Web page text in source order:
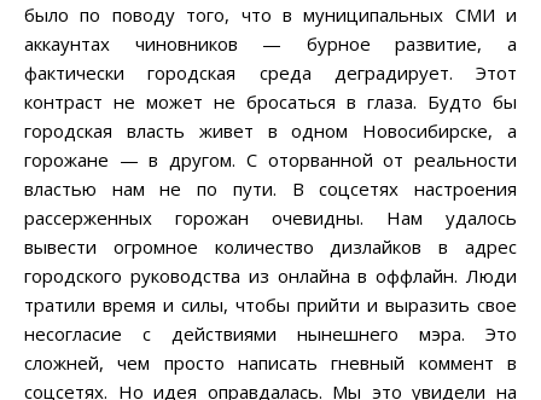
было по поводу того, что в муниципальных СМИ и
аккаунтах чиновников — бурное развитие, а
фактически городская среда деградирует. Этот
контраст не может не бросаться в глаза. Будто бы
городская власть живет в одном Новосибирске, а
горожане — в другом. С оторванной от реальности
властью нам не по пути. В соцсетях настроения
рассерженных горожан очевидны. Нам удалось
вывести огромное количество дизлайков в адрес
городского руководства из онлайна в оффлайн. Люди
тратили время и силы, чтобы прийти и выразить свое
несогласие с действиями нынешнего мэра. Это
сложней, чем просто написать гневный коммент в
соцсетях. Но идея оправдалась. Мы это увидели на